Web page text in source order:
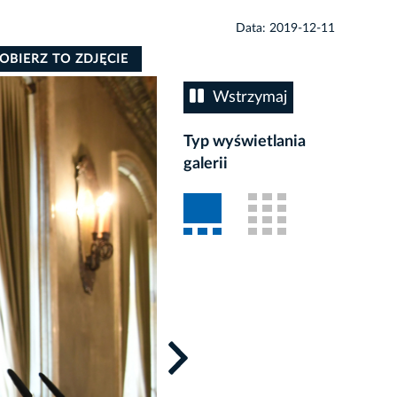
Data: 2019-12-11
Wstrzymaj
Typ wyświetlania
galerii
TO ZDJĘCIE